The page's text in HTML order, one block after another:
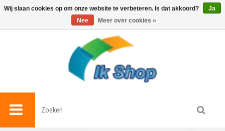
0
Wij slaan cookies op om onze website te verbeteren. Is dat akkoord?
Ja
Nee
Meer over cookies »